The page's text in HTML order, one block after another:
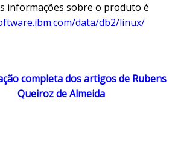
informações sobre o produto é
data/db2/linux/
completa dos artigos de Rubens
Queiroz de Almeida